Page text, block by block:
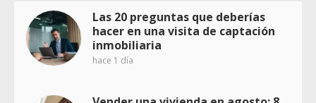
Las 20 preguntas que deberías
hacer en una visita de captación
inmobiliaria
hace 1 día